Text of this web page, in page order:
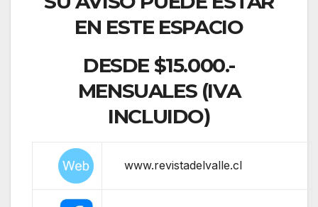
EN ESTE ESPACIO
DESDE $15.000.-
MENSUALES (IVA
INCLUIDO)
www.revistadelvalle.cl